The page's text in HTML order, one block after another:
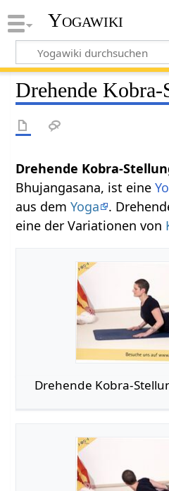
Yogawiki
Drehende Kobra-
Drehende Kobra-
Bhujangasana, ist eine
aus demYoga
.
eine der Variationen von
Drehende Kobra-